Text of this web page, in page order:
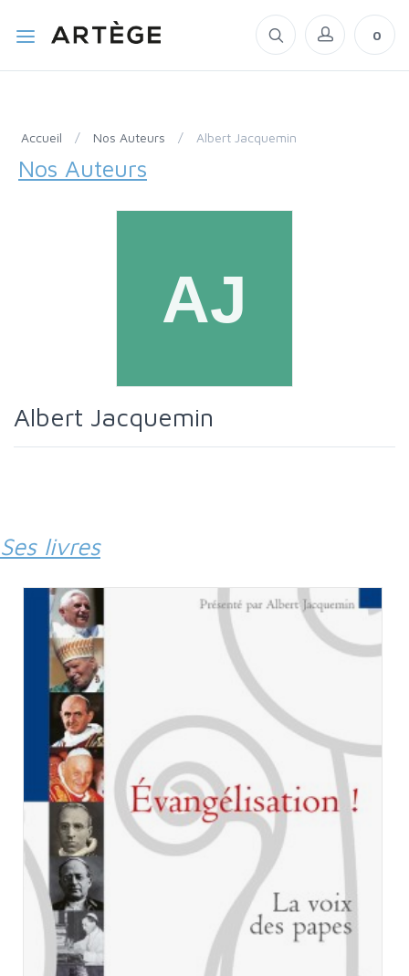
0
Accueil / Nos Auteurs / Albert Jacquemin
Nos Auteurs
Albert Jacquemin
Ses livres